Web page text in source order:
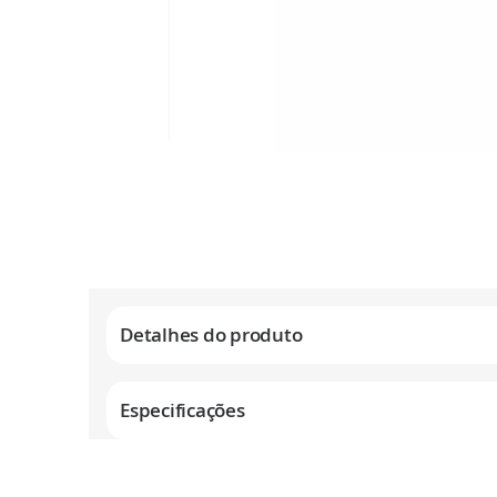
imagens
Detalhes do produto
Especificações